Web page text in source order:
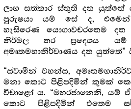
ලාභ සත්කාර ස්තුති දත
පුරුෂයා යම් සේ ද, එමෙන්
හැසිරෙණ යොගාවචරතෙම
නිර්මල තර ප්‍රදෙශය
අමෘතමහානිර්වාණය දත යුත්තේ”
“ස්වාමීන් වහන්ස,
මනා කොට පිළිපදිමින් කුමක්
විචාළෝ ය. “මහරජානෙනි, යම්
කොට පිළිපදිමින් එතෙම